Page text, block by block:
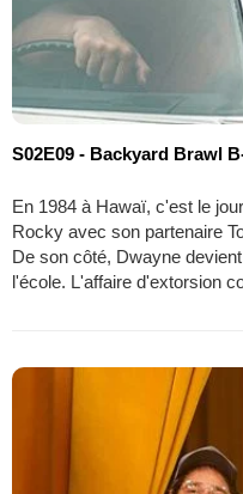
S02E09 - Backyard Brawl
En 1984 à Hawaï, c'est le
Rocky avec son partenaire
De son côté, Dwayne
l'école. L'affaire d'extorsion